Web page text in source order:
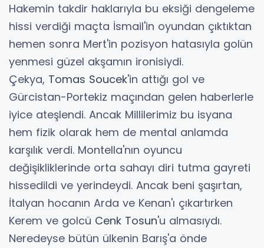
Hakemin takdir haklarıyla bu eksiği dengeleme
hissi verdiği maçta İsmail'in oyundan çıktıktan
hemen sonra Mert'in pozisyon hatasıyla golün
yenmesi güzel akşamın ironisiydi.
Çekya, Tomas Soucek'in attığı gol ve
Gürcistan-Portekiz maçından gelen haberlerle
iyice ateşlendi. Ancak Millilerimiz bu isyana
hem fizik olarak hem de mental anlamda
karşılık verdi. Montella'nın oyuncu
değişikliklerinde orta sahayı diri tutma gayreti
hissedildi ve yerindeydi. Ancak beni şaşırtan,
İtalyan hocanın Arda ve Kenan'ı çıkartırken
Kerem ve golcü Cenk Tosun'u almasıydı.
Neredeyse bütün ülkenin Barış'a önde